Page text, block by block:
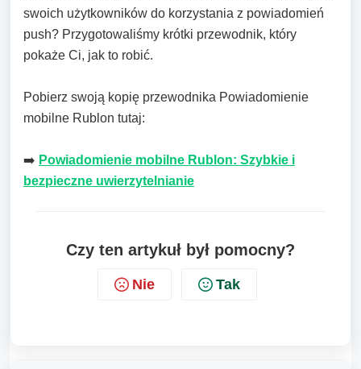
swoich użytkowników do korzystania z powiadomień
push? Przygotowaliśmy krótki przewodnik, który
pokaże Ci, jak to robić.
Pobierz swoją kopię przewodnika Powiadomienie
mobilne Rublon tutaj:
➡️ Powiadomienie mobilne Rublon: Szybkie i
bezpieczne uwierzytelnianie
Czy ten artykuł był pomocny?
Nie Tak